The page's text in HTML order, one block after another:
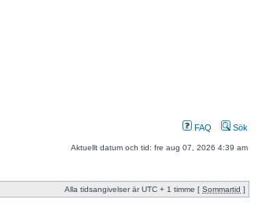
FAQ Sök
Aktuellt datum och tid: fre aug 07, 2026 4:39 am
Alla tidsangivelser är UTC + 1 timme [ Sommartid ]